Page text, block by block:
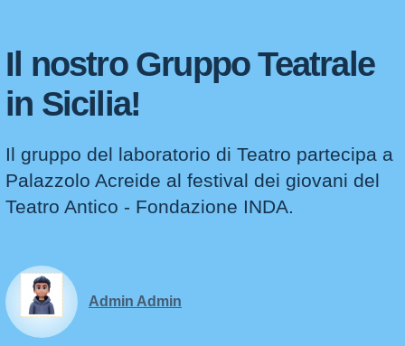
Il nostro Gruppo Teatrale
in Sicilia!
Il gruppo del laboratorio di Teatro partecipa a
Palazzolo Acreide al festival dei giovani del
Teatro Antico - Fondazione INDA.
Admin Admin